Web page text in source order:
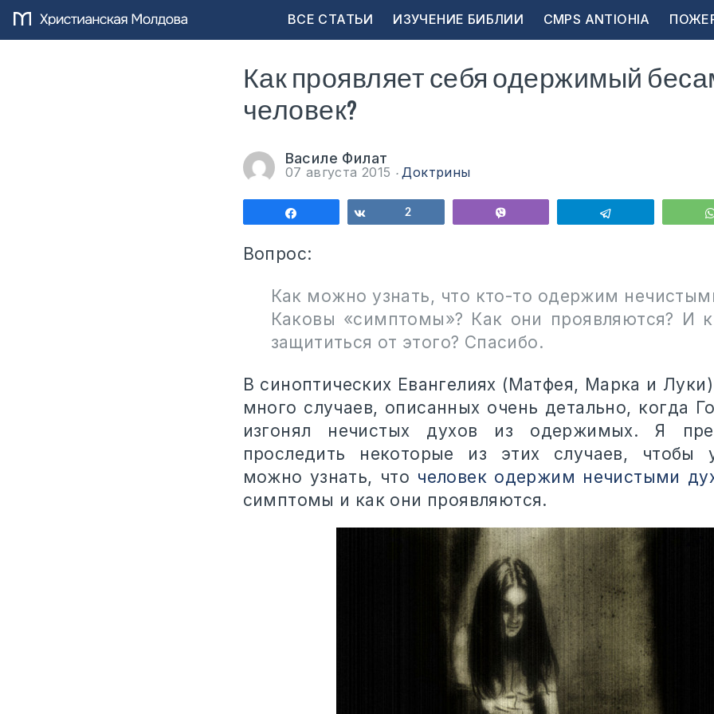
ВСЕ СТАТЬИ ИЗУЧЕНИЕ БИБЛИИ CMPS ANTIOHIA
Как проявляет себя одержимый
человек?
Василе Филат
07 августа 2015 Доктрины
Поделиться Поделиться
2
Вопрос:
Как можно узнать, что кто-то одержим
Каковы «симптомы»? Как они проявляются? И
защититься от этого? Спасибо.
В синоптических Евангелиях (Матфея, Марка и
много случаев, описанных очень детально, когда
изгонял нечистых духов из одержимых. Я
проследить некоторые из этих случаев, чтобы
можно узнать, что человек одержим нечистыми
симптомы и как они проявляются.